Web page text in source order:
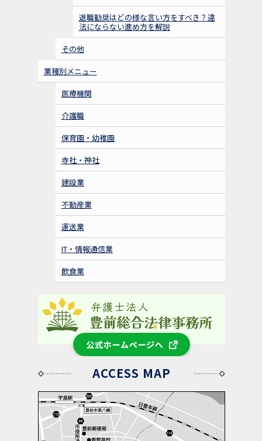
退職勧奨はどの様な言い方をすべき？違
法にならない進め方を解説
その他
業種別メニュー
医療機関
介護職
保育園・幼稚園
寺社・神社
建設業
不動産業
運送業
IT・情報通信業
飲食業
公式ホームページへ
ACCESS MAP